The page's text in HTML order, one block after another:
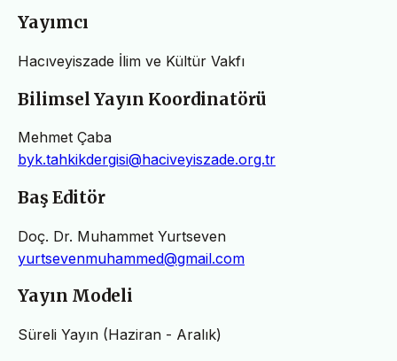
Yayımcı
Hacıveyiszade İlim ve Kültür Vakfı
Bilimsel Yayın Koordinatörü
Mehmet Çaba
byk.tahkikdergisi@haciveyiszade.org.tr
Baş Editör
Doç. Dr. Muhammet Yurtseven
yurtsevenmuhammed@gmail.com
Yayın Modeli
Süreli Yayın (Haziran - Aralık)